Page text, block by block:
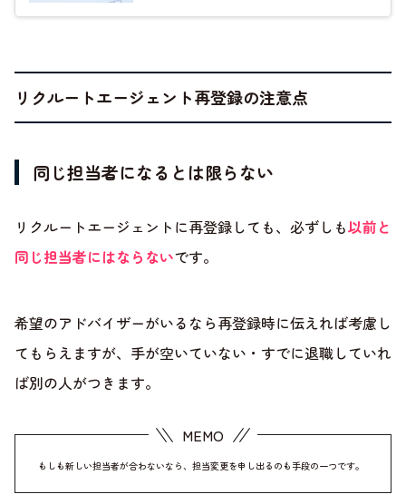
リクルートエージェント再登録の注意点
同じ担当者になるとは限らない
リクルートエージェントに再登録しても、必ずしも以前と
同じ担当者にはならないです。
希望のアドバイザーがいるなら再登録時に伝えれば考慮し
てもらえますが、手が空いていない・すでに退職していれ
ば別の人がつきます。
もしも新しい担当者が合わないなら、担当変更を申し出るのも手段の一つです。